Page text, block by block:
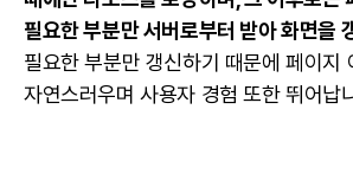
필요한 부분만 서버로부터 받아 화면을
필요한 부분만 갱신하기 때문에 페이지
자연스러우며 사용자 경험 또한 뛰어납